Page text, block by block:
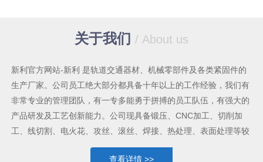
关于我们 / About us
新利官方网站-新利 是轨道交通器材、机械零部件及各类紧固件的
生产厂家。公司员工绝大部分都具备十年以上的工作经验，我们有
非常专业的管理团队，有一专多能勇于拼搏的员工队伍，有强大的
产品研发及工艺创新能力。公司现具备锻压、CNC加工、切削加
工、线切割、电火花、攻丝、滚丝、焊接、热处理、表面处理等较
为齐全的机械加工手段及能力，各类生产设备共六十多台套。我公
查看详情 >>